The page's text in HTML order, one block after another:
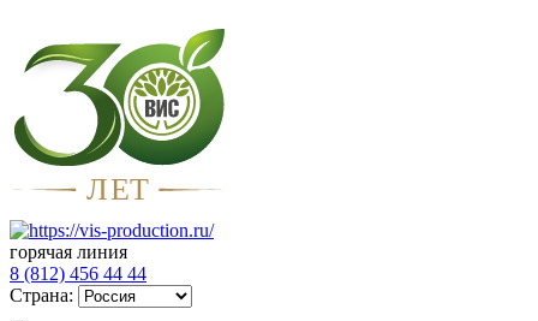
ЛЕТ
горячая линия
8 (812) 456 44 44
Страна: